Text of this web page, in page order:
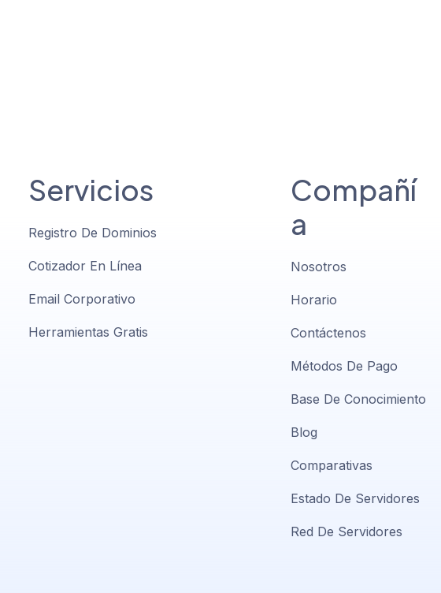
Servicios
Registro De Dominios
Cotizador En Línea
Email Corporativo
Herramientas Gratis
Compañí
a
Nosotros
Horario
Contáctenos
Métodos De Pago
Base De Conocimiento
Blog
Comparativas
Estado De Servidores
Red De Servidores